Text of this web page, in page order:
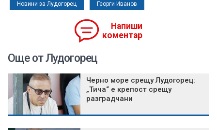
Новини за Лудогорец Георги Иванов
Напиши
коментар
Още от Лудогорец
Черно море срещу Лудогорец:
„Тича“ е крепост срещу
разградчани